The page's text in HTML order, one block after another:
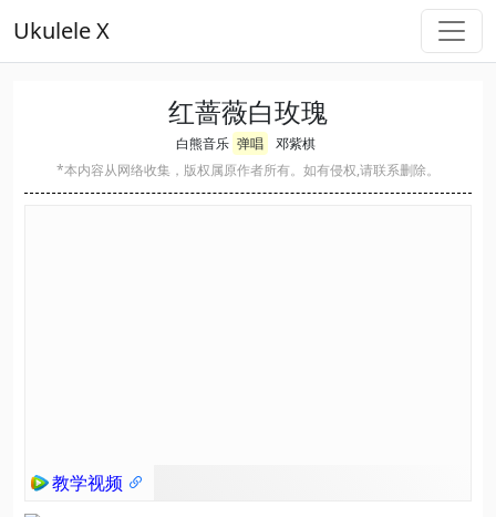
Ukulele X
红蔷薇白玫瑰
白熊音乐 弹唱
邓紫棋
*本内容从网络收集，版权属原作者所有。如有侵权,请联系删除。
教学视频